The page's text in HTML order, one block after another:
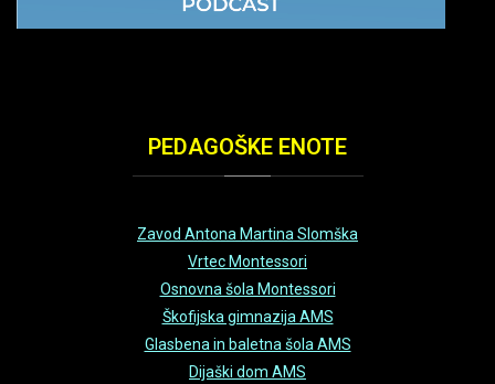
PEDAGOŠKE ENOTE
Zavod Antona Martina Slomška
Vrtec Montessori
Osnovna šola Montessori
Škofijska gimnazija AMS
Glasbena in baletna šola AMS
Dijaški dom AMS